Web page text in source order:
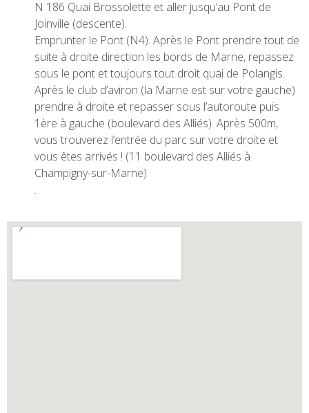
N 186 Quai Brossolette et aller jusqu’au Pont de
Joinville (descente).
Emprunter le Pont (N4). Après le Pont prendre tout de
suite à droite direction les bords de Marne, repassez
sous le pont et toujours tout droit quai de Polangis.
Après le club d’aviron (la Marne est sur votre gauche)
prendre à droite et repasser sous l’autoroute puis
1ère à gauche (boulevard des Alliés). Après 500m,
vous trouverez l’entrée du parc sur votre droite et
vous êtes arrivés ! (11 boulevard des Alliés à
Champigny-sur-Marne)
.